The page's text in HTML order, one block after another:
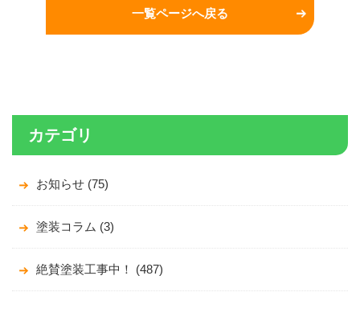
一覧ページへ戻る
カテゴリ
お知らせ (75)
塗装コラム (3)
絶賛塗装工事中！ (487)